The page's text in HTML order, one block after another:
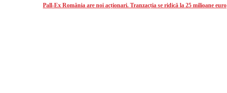
Pall-Ex România are noi acționari. Tranzacția se ridică la 25 milioane euro